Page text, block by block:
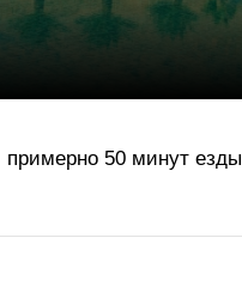
примерно 50 минут езды